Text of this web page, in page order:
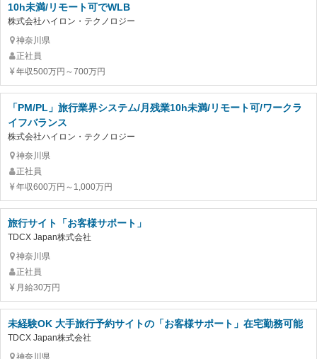
10h未満/リモート可でWLB
株式会社ハイロン・テクノロジー
神奈川県
正社員
年収500万円～700万円
「PM/PL」旅行業界システム/月残業10h未満/リモート可/ワークラ
イフバランス
株式会社ハイロン・テクノロジー
神奈川県
正社員
年収600万円～1,000万円
旅行サイト「お客様サポート」
TDCX Japan株式会社
神奈川県
正社員
月給30万円
未経験OK 大手旅行予約サイトの「お客様サポート」在宅勤務可能
TDCX Japan株式会社
神奈川県